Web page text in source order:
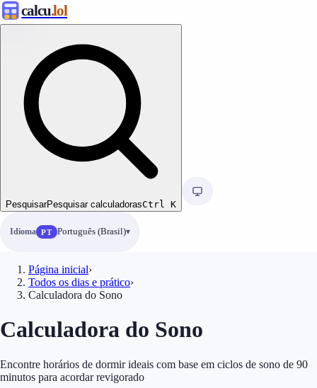
calcu.lol
PesquisarPesquisar calculadorasCtrl K
Idioma PT Português (Brasil)
Página inicial›
Todos os dias e prático›
Calculadora do Sono
Calculadora do Sono
Encontre horários de dormir ideais com base em ciclos de sono de 90
minutos para acordar revigorado